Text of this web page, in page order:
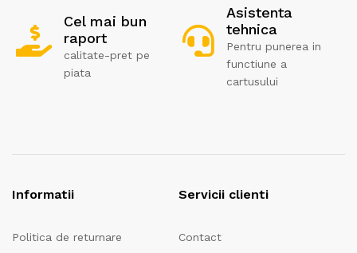
Cel mai bun
raport
calitate-pret pe
piata
Asistenta
tehnica
Pentru punerea in
functiune a
cartusului
Informatii
Politica de returnare
Servicii clienti
Contact